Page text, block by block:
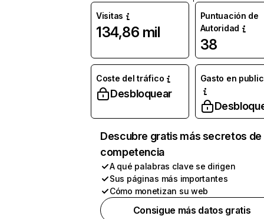
Visitas
134,86 mil
Puntuación de
Autoridad
38
Coste del tráfico
Desbloquear
Gasto en
Descubre gratis más secretos de
competencia
A qué palabras clave se dirigen
Sus páginas más importantes
Cómo monetizan su web
Consigue más datos gratis